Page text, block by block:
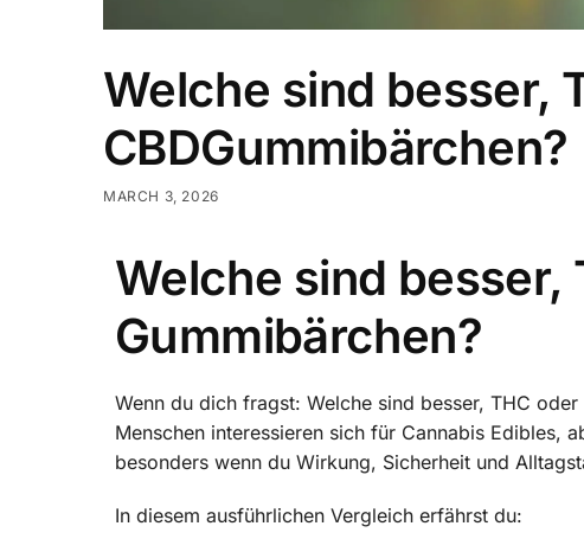
Welche sind besser,
CBDGummibärchen?
MARCH 3, 2026
Welche sind besser,
Gummibärchen?
Wenn du dich fragst: Welche sind besser, THC
Menschen interessieren sich für Cannabis Edibles,
besonders wenn du Wirkung, Sicherheit und
In diesem ausführlichen Vergleich erfährst du: